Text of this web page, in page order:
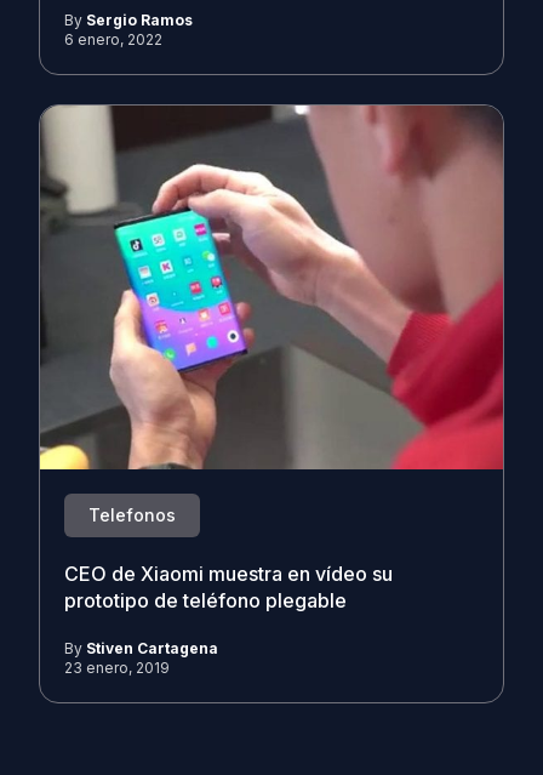
By Sergio Ramos
6 enero, 2022
Telefonos
CEO de Xiaomi muestra en vídeo su
prototipo de teléfono plegable
By Stiven Cartagena
23 enero, 2019